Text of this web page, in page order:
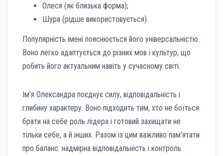
Олеся (як близька форма);
Шура (рідше використовується).
Популярність імені пояснюється його універсальністю.
Воно легко адаптується до різних мов і культур, що
робить його актуальним навіть у сучасному світі.
Ім’я Олександра поєднує силу, відповідальність і
глибину характеру. Воно підходить тим, хто не боїться
брати на себе роль лідера і готовий захищати не
тільки себе, а й інших. Разом із цим важливо пам’ятати
про баланс: надмірна відповідальність і контроль